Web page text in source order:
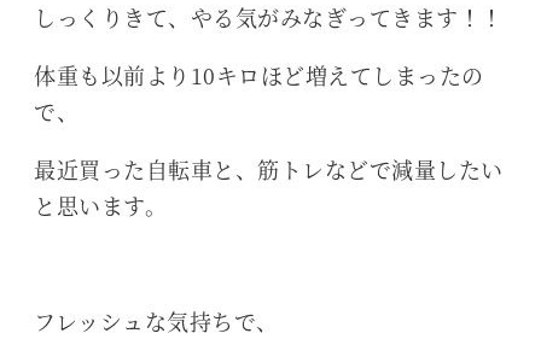
しっくりきて、やる気がみなぎってきます！！
体重も以前より10キロほど増えてしまったの
で、
最近買った自転車と、筋トレなどで減量したい
と思います。
フレッシュな気持ちで、